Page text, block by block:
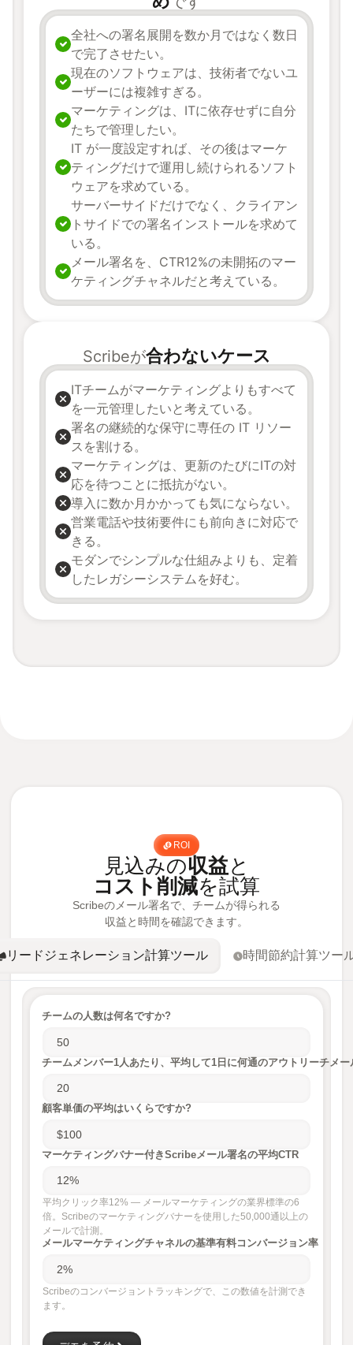
全社への署名展開を数か月ではなく数日
で完了させたい。
現在のソフトウェアは、技術者でないユ
ーザーには複雑すぎる。
マーケティングは、ITに依存せずに自分
たちで管理したい。
IT が一度設定すれば、その後はマーケ
ティングだけで運用し続けられるソフト
ウェアを求めている。
サーバーサイドだけでなく、クライアン
トサイドでの署名インストールを求めて
いる。
メール署名を、CTR12%の未開拓のマー
ケティングチャネルだと考えている。
Scribeが合わないケース
ITチームがマーケティングよりもすべて
を一元管理したいと考えている。
署名の継続的な保守に専任の IT リソー
スを割ける。
マーケティングは、更新のたびにITの対
応を待つことに抵抗がない。
導入に数か月かかっても気にならない。
営業電話や技術要件にも前向きに対応で
きる。
モダンでシンプルな仕組みよりも、定着
したレガシーシステムを好む。
ROI
見込みの収益と
コスト削減を試算
Scribeのメール署名で、チームが得られる
収益と時間を確認できます。
リードジェネレーション計算ツール 時間節約計算ツー
チームの人数は何名ですか?
チームメンバー1人あたり、平均して1日に何通のアウトリーチメ
顧客単価の平均はいくらですか?
マーケティングバナー付きScribeメール署名の平均CTR
平均クリック率12% — メールマーケティングの業界標準の6
倍。Scribeのマーケティングバナーを使用した50,000通以上の
メールで計測。
メールマーケティングチャネルの基準有料コンバージョン率
Scribeのコンバージョントラッキングで、この数値を計測でき
ます。